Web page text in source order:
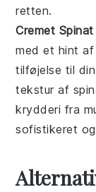
retten.
Cremet
med et hint af
tilføjelse til din
tekstur af
krydderi fra
sofistikeret